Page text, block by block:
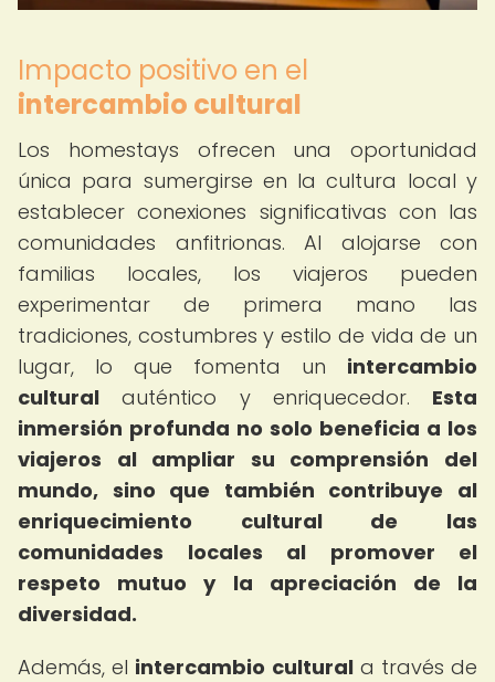
Impacto positivo en el
intercambio cultural
Los homestays ofrecen una oportunidad
única para sumergirse en la cultura local y
establecer conexiones significativas con las
comunidades anfitrionas. Al alojarse con
familias locales, los viajeros pueden
experimentar de primera mano las
tradiciones, costumbres y estilo de vida de un
lugar, lo que fomenta un intercambio
cultural auténtico y enriquecedor. Esta
inmersión profunda no solo beneficia a los
viajeros al ampliar su comprensión del
mundo, sino que también contribuye al
enriquecimiento cultural de las
comunidades locales al promover el
respeto mutuo y la apreciación de la
diversidad.
Además, el intercambio culturala través de